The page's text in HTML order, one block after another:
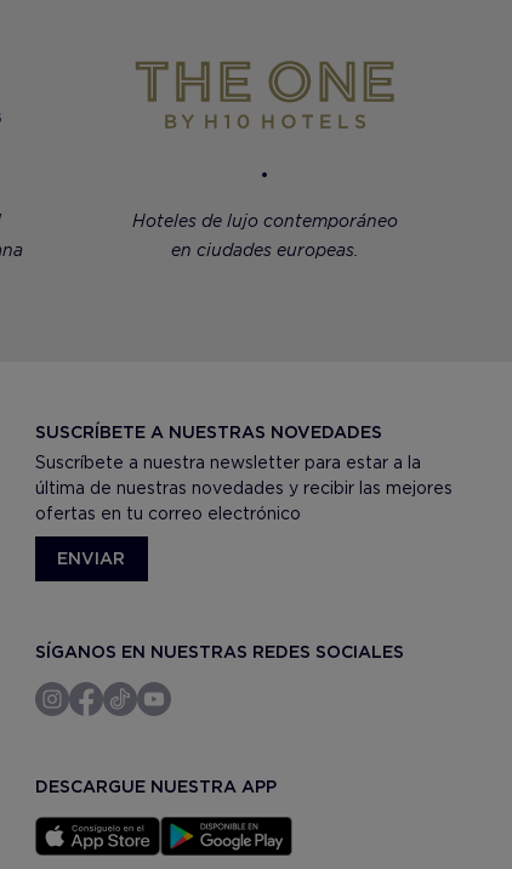
Hoteles de lujo contemporáneo
en ciudades europeas.
SUSCRÍBETE A NUESTRAS NOVEDADES
Suscríbete a nuestra newsletter para estar a la
última de nuestras novedades y recibir las mejores
ofertas en tu correo electrónico
ENVIAR
SÍGANOS EN NUESTRAS REDES SOCIALES
DESCARGUE NUESTRA APP